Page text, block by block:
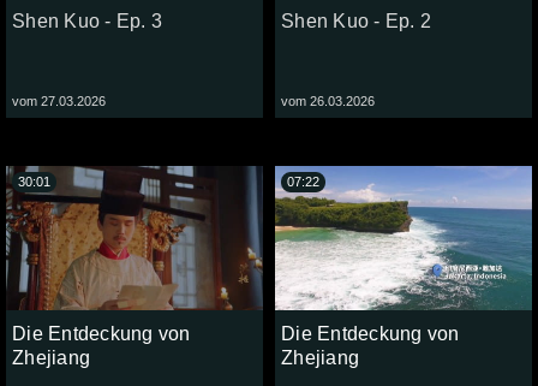
Shen Kuo - Ep. 3
vom 27.03.2026
Shen Kuo - Ep. 2
vom 26.03.2026
Die Entdeckung von
Zhejiang
30:01
Die Entdeckung von
Zhejiang
07:22